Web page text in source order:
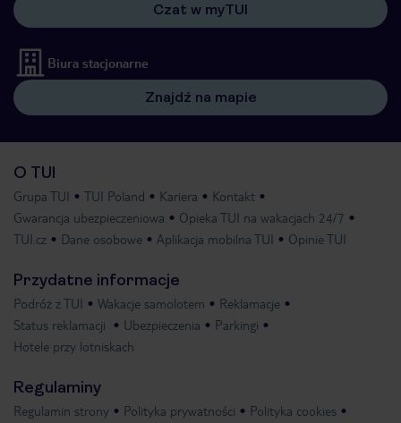
Czat w myTUI
Biura stacjonarne
Znajdź na mapie
O TUI
Grupa TUI TUI Poland Kariera
Kontakt
Gwarancja ubezpieczeniowa
Opieka TUI na wakacjach 24/7
TUI.cz
Dane osobowe Aplikacja mobilna TUI Opinie TUI
Przydatne informacje
Podróż z TUI Wakacje samolotem
Reklamacje
Status reklamacji
Ubezpieczenia
Parkingi
Hotele przy lotniskach
Regulaminy
Regulamin strony Polityka prywatności Polityka cookies